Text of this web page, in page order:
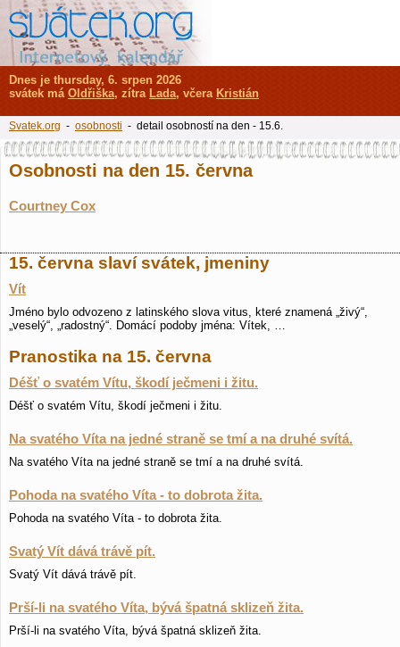
Osobnosti na den 15. června
Courtney Cox
15. června slaví svátek, jmeniny
Vít
Jméno bylo odvozeno z latinského slova vitus, které znamená „živý“,
„veselý“, „radostný“. Domácí podoby jména: Vítek, …
Pranostika na 15. června
Déšť o svatém Vítu, škodí ječmeni i žitu.
Déšť o svatém Vítu, škodí ječmeni i žitu.
Na svatého Víta na jedné straně se tmí a na druhé svítá.
Na svatého Víta na jedné straně se tmí a na druhé svítá.
Pohoda na svatého Víta - to dobrota žita.
Pohoda na svatého Víta - to dobrota žita.
Svatý Vít dává trávě pít.
Svatý Vít dává trávě pít.
Prší-li na svatého Víta, bývá špatná sklizeň žita.
Prší-li na svatého Víta, bývá špatná sklizeň žita.
Dnes je thursday, 6. srpen 2026
svátek má Oldřiška, zítra Lada, včera Kristián
Svatek.org - osobnosti - detail osobností na den - 15.6.